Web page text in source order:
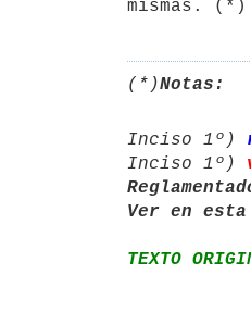
(*)Notas:
Inciso 1º)
Inciso 1º)
Ver en
TEXTO